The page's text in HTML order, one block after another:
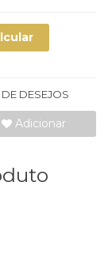
DE DESEJOS
Adicionar